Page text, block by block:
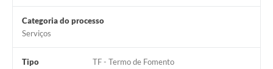
Links
Telefones Úteis
Categoria do processo
Serviços
Tipo TF - Termo de Fomento